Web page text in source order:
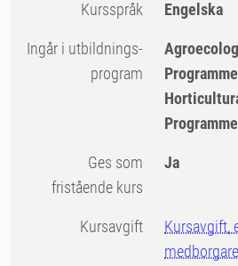
Kursspråk Engelska
Ingår i utbildnings-
program
Programme
Programme
Ges som
fristående kurs
Ja
Kursavgift
Kursavgift,